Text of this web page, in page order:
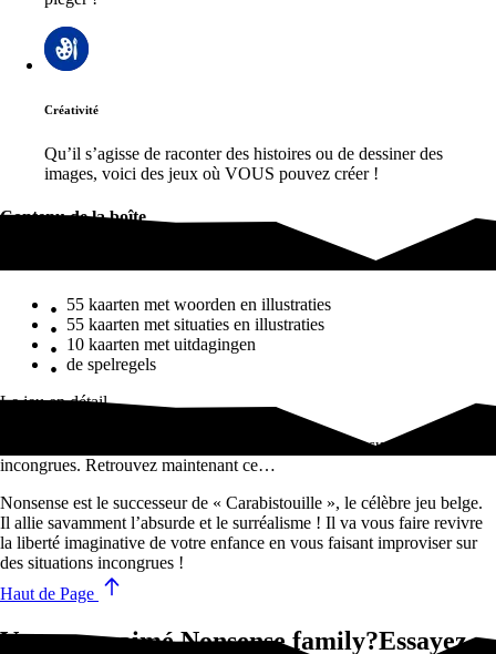
Créativité
Qu’il s’agisse de raconter des histoires ou de dessiner des
images, voici des jeux où VOUS pouvez créer !
Contenu de la boîte
55 kaarten met woorden en illustraties
55 kaarten met situaties en illustraties
10 kaarten met uitdagingen
de spelregels
Le jeu en détail
Nonsense Family invite petits et grands à improviser sur des situations
incongrues. Retrouvez maintenant ce…
Nonsense est le successeur de « Carabistouille », le célèbre jeu belge.
Il allie savamment l’absurde et le surréalisme ! Il va vous faire revivre
la liberté imaginative de votre enfance en vous faisant improviser sur
des situations incongrues !
Haut de Page
Vous avez aimé Nonsense family?Essayez-